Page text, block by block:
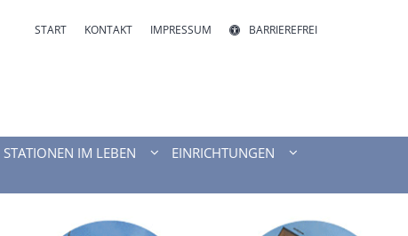
START KONTAKT IMPRESSUM BARRIEREFREI
STATIONEN IM LEBEN
EINRICHTUNGEN